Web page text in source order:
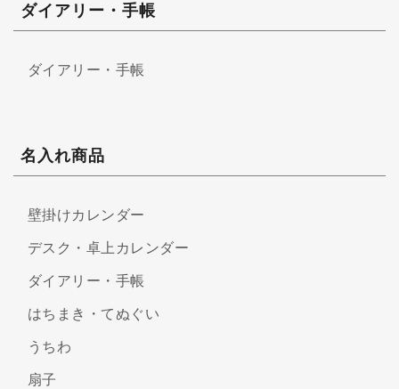
ダイアリー・手帳
ダイアリー・手帳
名入れ商品
壁掛けカレンダー
デスク・卓上カレンダー
ダイアリー・手帳
はちまき・てぬぐい
うちわ
扇子